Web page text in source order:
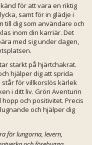
för att vara en riktig
samt för in glädje i
till dig som användare och
inom din karriär. Det
med sig under dagen,
starkt på hjärtchakrat.
hjälper dig att sprida
står för villkorslös kärlek
i ditt liv. Grön Aventurin
och positivitet. Precis
och hjälper dig
för lungorna, levern,